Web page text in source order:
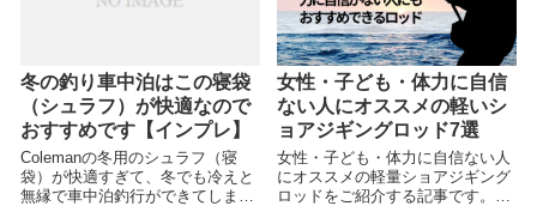
冬の釣り車中泊はこの寝袋
（シュラフ）が快適なので
おすすめです【インプレ】
Colemanの冬用のシュラフ（寝
袋）が快適すぎて、冬でも冷えと
無縁で車中泊釣行ができてしま
女性・子ども・体力に自信
ない人にオススメの軽いシ
ョアジギングロッド7選
女性・子ども・体力に自信ない人
にオススメの軽量ショアジギング
ロッドをご紹介する記事です。